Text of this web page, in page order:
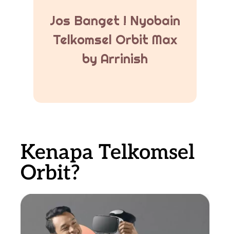
Jos Banget ! Nyobain
Telkomsel Orbit Max
by Arrinish
Kenapa Telkomsel
Orbit?